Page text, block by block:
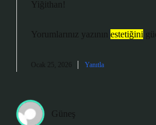
Yiğithan!
Yorumlarınız yazının estetiğini
Ocak 25, 2026 Yanıtla
Güneş